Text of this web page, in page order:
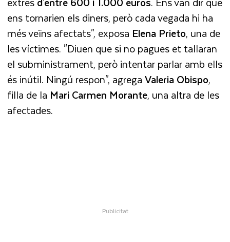
ens tornarien els diners, però cada vegada hi ha
més veïns afectats", exposa Elena Prieto, una de
les víctimes. "Diuen que si no pagues et tallaran
el subministrament, però intentar parlar amb ells
és inútil. Ningú respon", agregaValeria Obispo,
filla de la Mari Carmen Morante, una altra de les
afectades.